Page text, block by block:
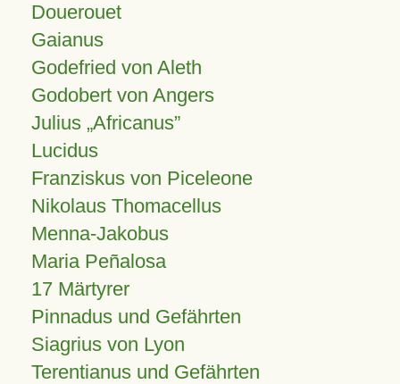
Douerouet
Gaianus
Godefried von Aleth
Godobert von Angers
Julius Africanus
Lucidus
Franziskus von Piceleone
Nikolaus Thomacellus
Menna-Jakobus
Maria Peñalosa
17 Märtyrer
Pinnadus und Gefährten
Siagrius von Lyon
Terentianus und Gefährten